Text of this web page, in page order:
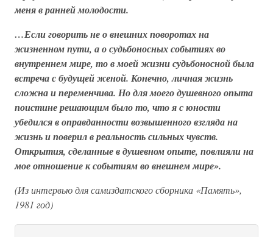
меня в ранней молодости.
…Если говорить не о внешних поворотах на
жизненном пути, а о судьбоносных событиях во
внутреннем мире, то в моей жизни судьбоносной была
встреча с будущей женой. Конечно, личная жизнь
сложна и переменчива. Но для моего душевного опыта
поистине решающим было то, что я с юности
убедился в оправданности возвышенного взгляда на
жизнь и поверил в реальность сильных чувств.
Открытия, сделанные в душевном опыте, повлияли на
мое отношение к событиям во внешнем мире».
(Из интервью для самиздатского сборника «Память»,
1981 год)